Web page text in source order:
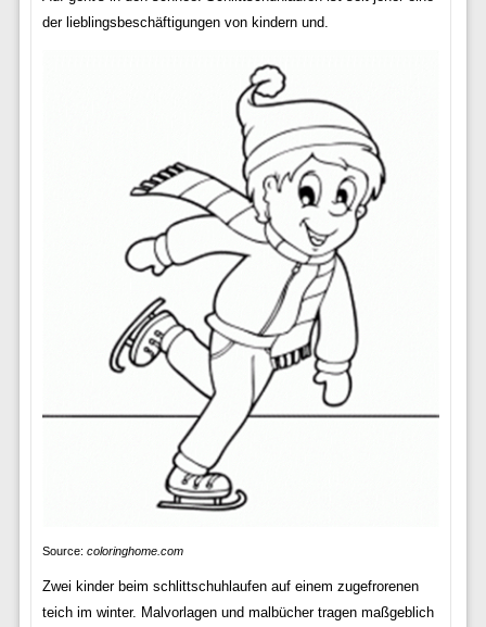
der lieblingsbeschäftigungen von kindern und.
Source: coloringhome.com
Zwei kinder beim schlittschuhlaufen auf einem zugefrorenen
teich im winter. Malvorlagen und malbücher tragen maßgeblich